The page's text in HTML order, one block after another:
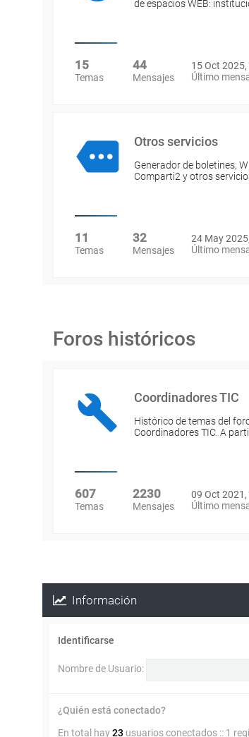
de espacios WEB:
15
Temas
44
Mensajes
15 Oct
Último
Otros servicios
Generador de boletines,
Comparti2 y otros
11
Temas
32
Mensajes
24 May
Último
Foros históricos
Coordinadores TIC
Histórico de temas del
Coordinadores TIC. A
607
Temas
2230
Mensajes
09 Oct 2021,
Último
Información
Identificarse
Nombre de Usuario:
¿Quién está conectado?
En total hay23 usuarios conectados :: 1